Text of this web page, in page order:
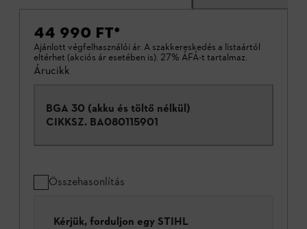
44 990 FT*
Ajánlott végfelhasználói ár. A szakkereskedés a listaártól
eltérhet (akciós ár esetében is). 27% ÁFÁ-t tartalmaz.
Árucikk
BGA 30 (akku és töltő nélkül)
CIKKSZ. BA080115901
Összehasonlítás
Kérjük, forduljon egy STIHL